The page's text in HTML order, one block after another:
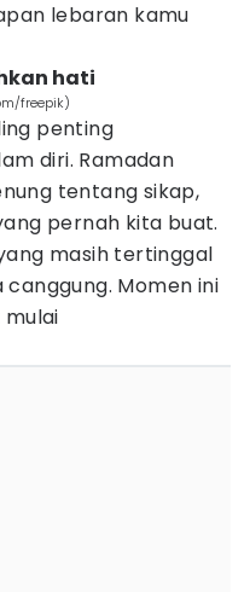
lebaran kamu
hati
freepik)
penting
diri. Ramadan
tentang sikap,
pernah kita buat.
masih tertinggal
Momen ini